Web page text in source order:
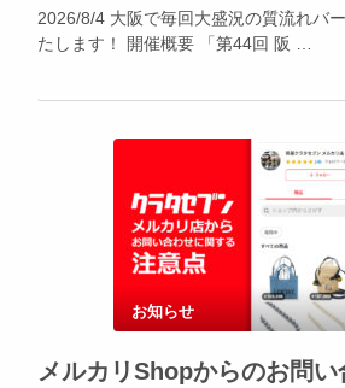
2026/8/4 大阪で毎回大盛況の質流れバ
たします！ 開催概要 「第44回 阪 …
お知らせ